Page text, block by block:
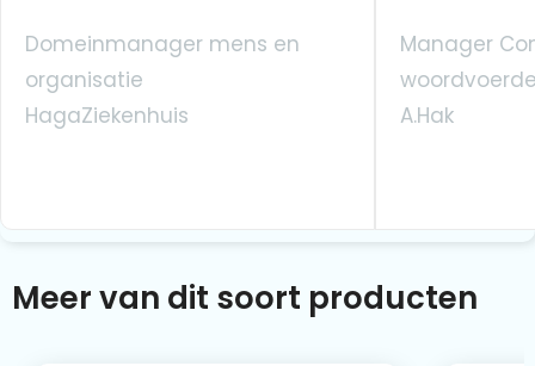
Domeinmanager mens en
organisatie
HagaZiekenhuis
Manager
A.Hak
Meer van dit soort producten